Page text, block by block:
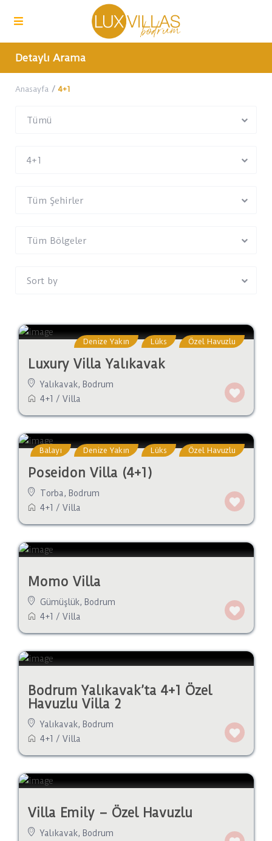
Detaylı Arama
Anasayfa 4+1
Tümü
4+1
Tüm Şehirler
Tüm Bölgeler
Sort by
Denize Yakın Lüks Özel Havuzlu
Luxury Villa Yalıkavak
Yalıkavak, Bodrum
4+1 / Villa
Balayı Denize Yakın Lüks Özel Havuzlu
Poseidon Villa (4+1)
Torba, Bodrum
4+1 / Villa
Momo Villa
Gümüşlük, Bodrum
4+1 / Villa
Bodrum Yalıkavak’ta 4+1 Özel
Havuzlu Villa 2
Yalıkavak, Bodrum
4+1 / Villa
Villa Emily – Özel Havuzlu
Yalıkavak, Bodrum